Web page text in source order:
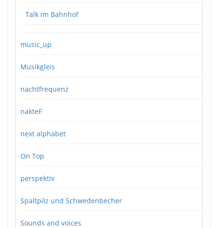
Talk im Bahnhof
music_up
Musikgleis
nachtfrequenz
nakteF
next alphabet
On Top
perspektiv
Spaltpilz und Schwedenbecher
Sounds and voices